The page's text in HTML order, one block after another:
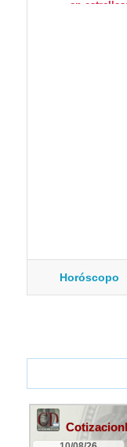
Horóscopo